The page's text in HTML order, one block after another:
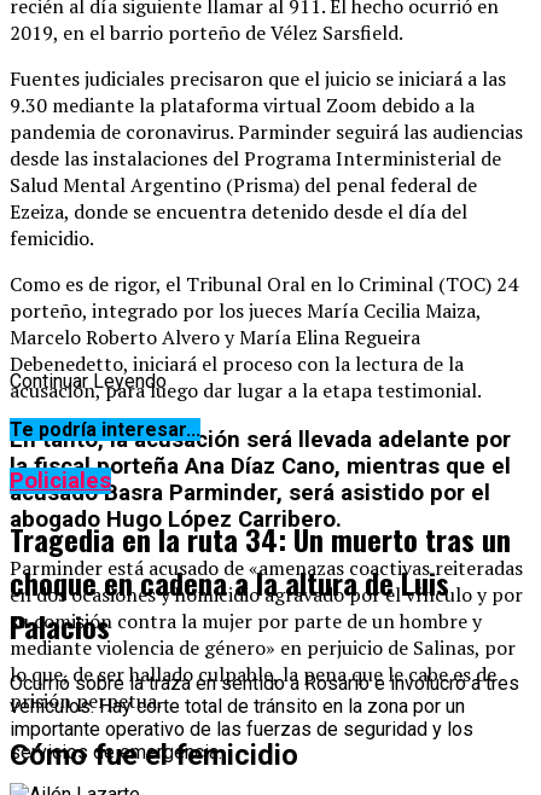
recién al día siguiente llamar al 911. El hecho ocurrió en
2019, en el barrio porteño de Vélez Sarsfield.
Fuentes judiciales precisaron que el juicio se iniciará a las
9.30 mediante la plataforma virtual Zoom debido a la
pandemia de coronavirus. Parminder seguirá las audiencias
desde las instalaciones del Programa Interministerial de
Salud Mental Argentino (Prisma) del penal federal de
Ezeiza, donde se encuentra detenido desde el día del
femicidio.
Como es de rigor, el Tribunal Oral en lo Criminal (TOC) 24
porteño, integrado por los jueces María Cecilia Maiza,
Marcelo Roberto Alvero y María Elina Regueira
Debenedetto, iniciará el proceso con la lectura de la
acusación, para luego dar lugar a la etapa testimonial.
En tanto, la acusación será llevada adelante por
la fiscal porteña Ana Díaz Cano, mientras que el
acusado Basra Parminder, será asistido por el
abogado Hugo López Carribero.
Parminder está acusado de «amenazas coactivas reiteradas
en dos ocasiones y homicidio agravado por el vínculo y por
su comisión contra la mujer por parte de un hombre y
mediante violencia de género» en perjuicio de Salinas, por
lo que, de ser hallado culpable, la pena que le cabe es de
prisión perpetua.
Cómo fue el femicidio
Continuar Leyendo
Te podría interesar...
Policiales
Tragedia en la ruta 34: Un muerto tras un
choque en cadena a la altura de Luis
Palacios
Ocurrió sobre la traza en sentido a Rosario e involucró a tres
vehículos. Hay corte total de tránsito en la zona por un
importante operativo de las fuerzas de seguridad y los
servicios de emergencia.